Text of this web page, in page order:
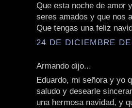
Que esta noche de amor
seres amados y que nos
Que tengas una feliz
24 DE DICIEMBRE
Armando dijo...
Eduardo, mi señora y yo
saludo y desearle
una hermosa navidad, y